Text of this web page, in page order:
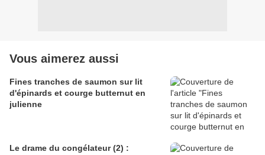
Vous aimerez aussi
Fines tranches de saumon sur lit
d'épinards et courge butternut en
julienne
Le drame du congélateur (2) :